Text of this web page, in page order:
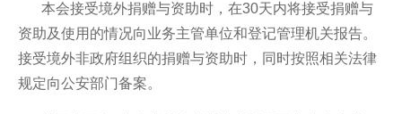
本会接受境外捐赠与资助时，在30天内将接受捐赠与
资助及使用的情况向业务主管单位和登记管理机关报告。
接受境外非政府组织的捐赠与资助时，同时按照相关法律
规定向公安部门备案。